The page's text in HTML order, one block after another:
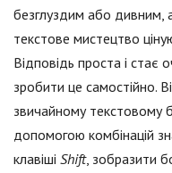
безглуздим або дивним,
текстове мистецтво
Відповідь проста і
зробити це самостійно.
звичайному текстовому
допомогою комбінацій
клавіші Shift, зобразити